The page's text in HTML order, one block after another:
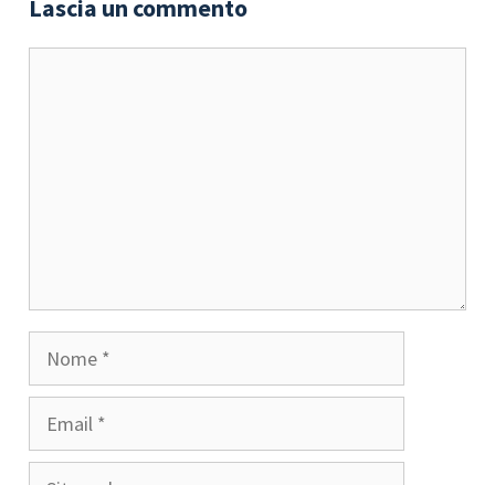
Lascia un commento
Nome
Email
Sito